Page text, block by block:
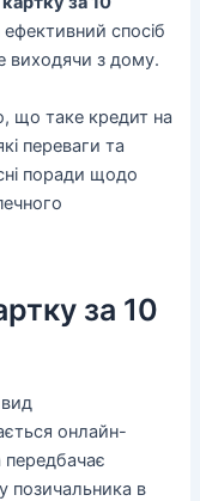
спосіб
виходячи з дому.
що таке кредит на
переваги та
поради щодо
за 10
онлайн-
позичальника в